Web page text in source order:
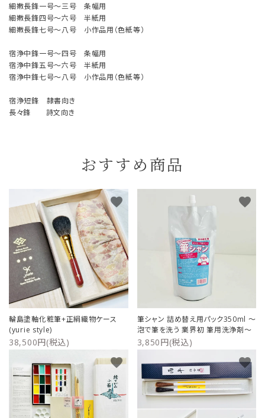
細嫩長鋒一号～三号 条幅用
細嫩長鋒四号～六号 半紙用
細嫩長鋒七号～八号 小作品用（色紙等）
宿浄中鋒一号～四号 条幅用
宿浄中鋒五号～六号 半紙用
宿浄中鋒七号～八号 小作品用（色紙等）
宿浄短鋒 隷書向き
長々鋒 詩文向き
おすすめ商品
輪島塗軸化粧筆+正絹織物ケース
(yurie style)
38,500円(税込)
favorite
筆シャン 詰め替え用パック350ml ～
泡で筆を洗う 業界初 筆用洗浄剤～
3,850円(税込)
favorite
favorite favorite